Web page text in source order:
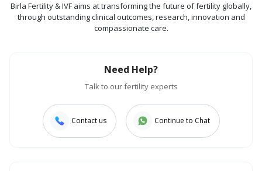
Birla Fertility & IVF aims at transforming the future of fertility globally,
through outstanding clinical outcomes, research, innovation and
compassionate care.
Need Help?
Talk to our fertility experts
Contact us Continue to Chat